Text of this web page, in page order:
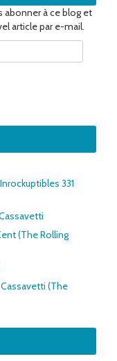
abonner à ce blog et
article par e-mail.
331
(The Rolling
Cassavetti (The